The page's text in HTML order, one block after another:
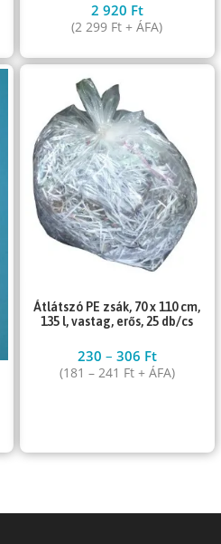
2 920 Ft
(2 299 Ft + ÁFA)
Átlátszó PE zsák, 70 x 110 cm,
135 l, vastag, erős, 25 db/cs
230 – 306 Ft
(181 – 241 Ft+ ÁFA)